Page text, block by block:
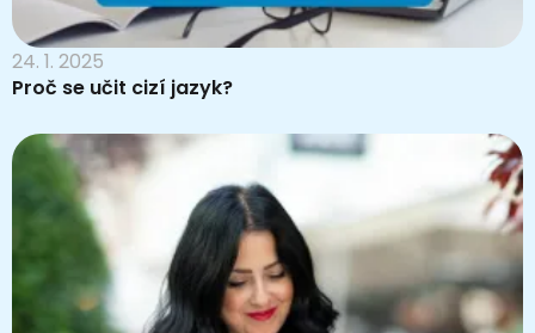
24. 1. 2025
Proč se učit cizí jazyk?